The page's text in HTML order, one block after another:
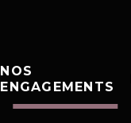
NOS
ENGAGEMENTS